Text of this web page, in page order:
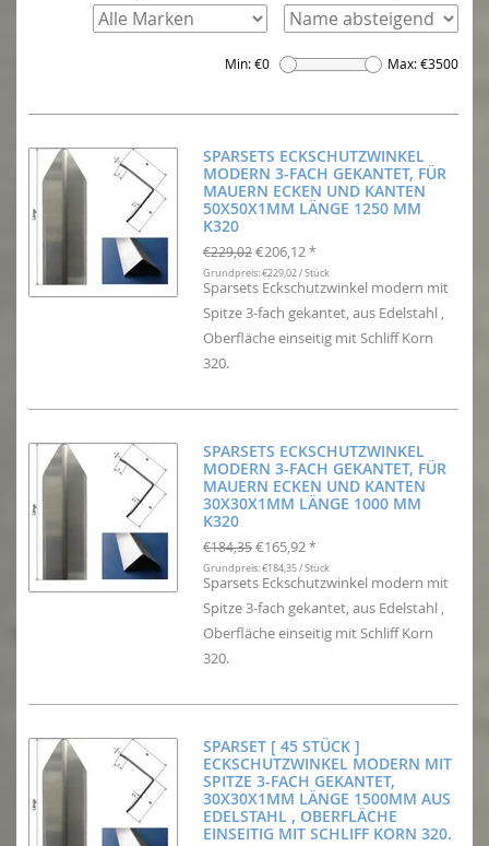
Min: €0 Max: €3500
SPARSETS ECKSCHUTZWINKEL
MODERN 3-FACH GEKANTET, FÜR
MAUERN ECKEN UND KANTEN
50X50X1MM LÄNGE 1250 MM
K320
€229,02 €206,12 *
Grundpreis: €229,02 / Stück
Sparsets Eckschutzwinkel modern mit
Spitze 3-fach gekantet, aus Edelstahl ,
Oberfläche einseitig mit Schliff Korn
320.
SPARSETS ECKSCHUTZWINKEL
MODERN 3-FACH GEKANTET, FÜR
MAUERN ECKEN UND KANTEN
30X30X1MM LÄNGE 1000 MM
K320
€184,35 €165,92 *
Grundpreis: €184,35 / Stück
Sparsets Eckschutzwinkel modern mit
Spitze 3-fach gekantet, aus Edelstahl ,
Oberfläche einseitig mit Schliff Korn
320.
SPARSET [ 45 STÜCK ]
ECKSCHUTZWINKEL MODERN MIT
SPITZE 3-FACH GEKANTET,
30X30X1MM LÄNGE 1500MM AUS
EDELSTAHL , OBERFLÄCHE
EINSEITIG MIT SCHLIFF KORN 320.